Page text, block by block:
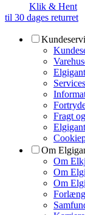
Klik & Hent
til 30 dages returret
Services
Fragt
Om
Om
Om
Om